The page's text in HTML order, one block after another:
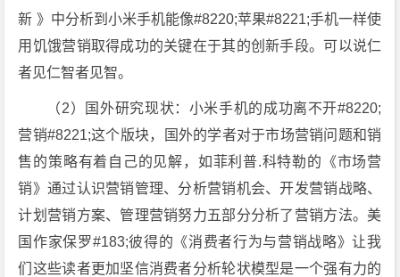
新 》中分析到小米手机能像#8220;苹果#8221;手机一样使
用饥饿营销取得成功的关键在于其的创新手段。可以说仁
者见仁智者见智。
（2）国外研究现状：小米手机的成功离不开#8220;
营销#8221;这个版块，国外的学者对于市场营销问题和销
售的策略有着自己的见解，如菲利普.科特勒的《市场营
销》通过认识营销管理、分析营销机会、开发营销战略、
计划营销方案、管理营销努力五部分分析了营销方法。美
国作家保罗#183;彼得的《消费者行为与营销战略》让我
们这些读者更加坚信消费者分析轮状模型是一个强有力的